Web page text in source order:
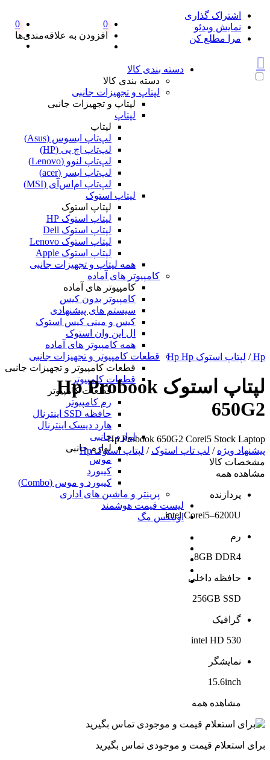
اشتراک گذاری
نمایش ویدئو
مرا مطلع کن
0
افزودن به علاقه‌مندی‌ها
0
دسته بندی کالا
دسته بندی کالا
لپتاپ و تجهیزات جانبی
لپتاپ و تجهیزات جانبی
لپتاپ
لپتاپ
لپ‌تاپ ایسوس (Asus)
لپ‌تاپ اچ پی (HP)
لپ‌تاپ لنوو (Lenovo)
لپ‌تاپ ایسر (acer)
لپ‌تاپ ام‌اس‌آی (MSI)
لپتاپ استوک
لپتاپ استوک
لپتاپ استوک HP
لپتاپ استوک Dell
لپتاپ استوک Lenovo
لپتاپ استوک Apple
همه لپتاپ و تجهیزات جانبی
کامپیوتر های آماده
کامپیوتر های آماده
کامپیوتر بدون کیس
سیستم های پیشنهادی
کیس و مینی کیس استوک
ال این وان استوک
همه کامپیوتر های آماده
قطعات کامپیوتر و تجهیزات جانبی
قطعات کامپیوتر و تجهیزات جانبی
قطعات کامپیوتر
قطعات کامپیوتر
رم کامپیوتر
حافظه SSD اینترنال
هارد دیسک اینترنال
لوازم جانبی
لوازم جانبی
موس
کیبورد
کیبورد و موس (Combo)
پرینتر و ماشین های اداری
لیست قیمت هوشمند
اونیکس مگ
Hp
/ لپتاپ استوک Hp Hp
لپتاپ استوک Hp Probook
650G2
Hp Probook 650G2 Corei5 Stock Laptop
پیشنهاد ویژه / لپ تاپ استوک / لپتاپ استوک Hp
مشخصات کالا
مشاهده همه
پردازنده
intel Corei5–6200U
رم
8GB DDR4
حافظه داخلی
256GB SSD
گرافیک
intel HD 530
نمایشگر
15.6inch
مشاهده همه
برای استعلام قیمت و موجودی تماس بگیرید